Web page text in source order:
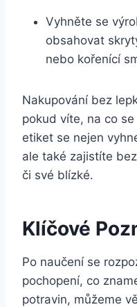
Vyhněte se
obsahovat
nebo kořenící
Nakupování bez
pokud víte, na co
etiket se nejen
ale také zajistíte
či své blízké.
Klíčové
Po naučení se
pochopení, co
potravin, můžeme